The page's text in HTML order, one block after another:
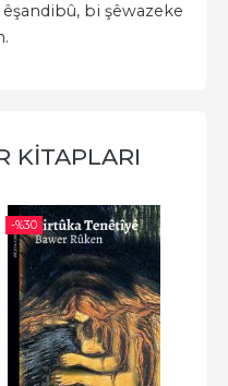
bi şêwazeke
KİTAPLARI
-%30